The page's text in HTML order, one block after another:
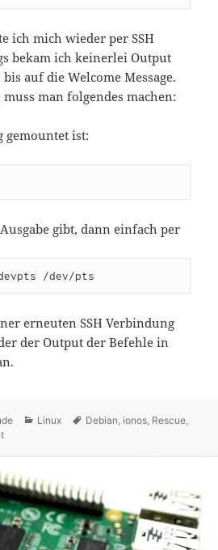
ich mich wieder per SSH
bekam ich keinerlei Output
auf die Welcome Message.
man folgendes machen:
gemountet ist:
gibt, dann einfach per
/dev/pts
erneuten SSH Verbindung
der Output der Befehle in
Categories
Linux Tags
Debian, ionos, Rescue,